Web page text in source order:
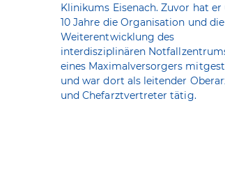
Klinikums Eisenach. Zuvor hat er
10 Jahre die Organisation und die
Weiterentwicklung des
interdisziplinären
eines Maximalversorgers
und war dort als leitender
und Chefarztvertreter tätig.